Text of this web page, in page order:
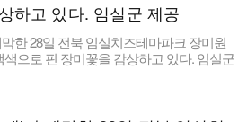
막한 28일 전북 임실치즈테마파크 장미원
으로 핀 장미꽃을 감상하고 있다. 임실군